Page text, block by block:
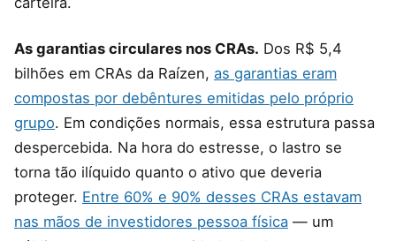
As garantias circulares nos CRAs. Dos R$ 5,4
bilhões em CRAs da Raízen, as garantias eram
compostas por debêntures emitidas pelo próprio
grupo. Em condições normais, essa estrutura passa
despercebida. Na hora do estresse, o lastro se
torna tão ilíquido quanto o ativo que deveria
proteger. Entre 60% e 90% desses CRAs estavam
nas mãos de investidores pessoa física — um